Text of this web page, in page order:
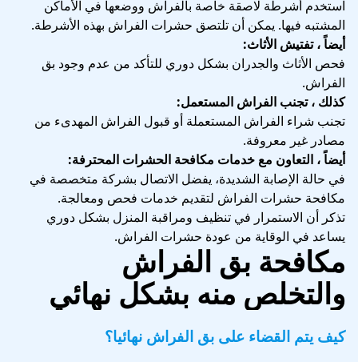
استخدم أشرطة لاصقة خاصة بالفراش ووضعها في الأماكن
المشتبه فيها. يمكن أن تلتصق حشرات الفراش بهذه الأشرطة.
أيضاً ، تفتيش الأثاث:
فحص الأثاث والجدران بشكل دوري للتأكد من عدم وجود بق
الفراش.
كذلك ، تجنب الفراش المستعمل:
تجنب شراء الفراش المستعملة أو قبول الفراش المهدىء من
مصادر غير معروفة.
أيضاً ، التعاون مع خدمات مكافحة الحشرات المحترفة:
في حالة الإصابة الشديدة، يفضل الاتصال بشركة متخصصة في
مكافحة حشرات الفراش لتقديم خدمات فحص ومعالجة.
تذكر أن الاستمرار في تنظيف ومراقبة المنزل بشكل دوري
يساعد في الوقاية من عودة حشرات الفراش.
مكافحة بق الفراش
والتخلص منه بشكل نهائي
كيف يتم القضاء على بق الفراش نهائيا؟